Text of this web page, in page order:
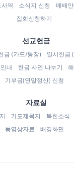
역 소식지 신청 예배
집회신청하기
선교헌금
금 (카드/통장)
일시헌금
내
헌금 사연 나누기
기부금(연말정산) 신청
자료실
기도제목지 북한소식
동영상자료
배경화면